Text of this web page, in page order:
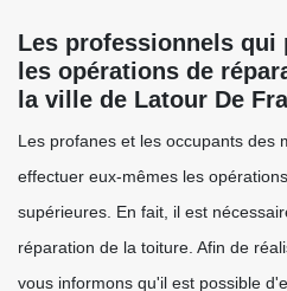
Les professionnels qui
les opérations de
la ville de Latour De
Les profanes et les occupants des
effectuer eux-mêmes les
supérieures. En fait, il est
réparation de la toiture. Afin de
vous informons qu'il est possible